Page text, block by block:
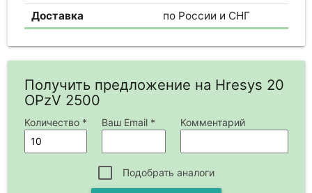
Доставка
по России и СНГ
Получить предложение на Hresys 20
OPzV 2500
Количество * Ваш Email * Комментарий
Подобрать аналоги